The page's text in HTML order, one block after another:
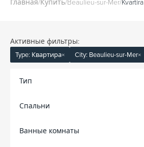
Активные фильтры:
Type: Квартира× City: Beaulieu-sur-Mer×
Тип
Спальни
Ванные комнаты